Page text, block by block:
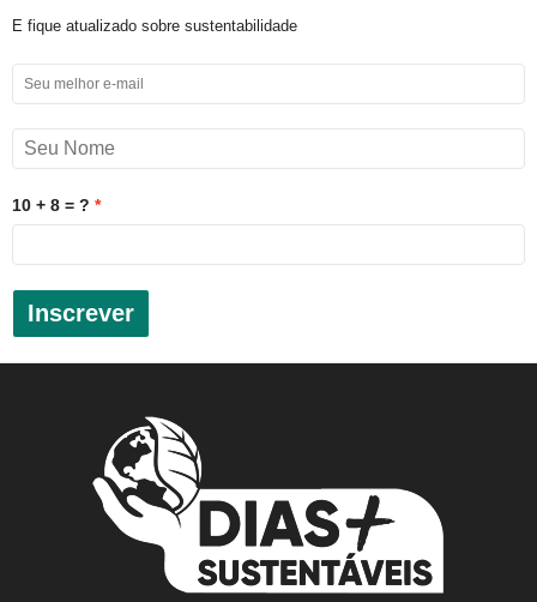
E fique atualizado sobre sustentabilidade
10 + 8 = ?
Inscrever